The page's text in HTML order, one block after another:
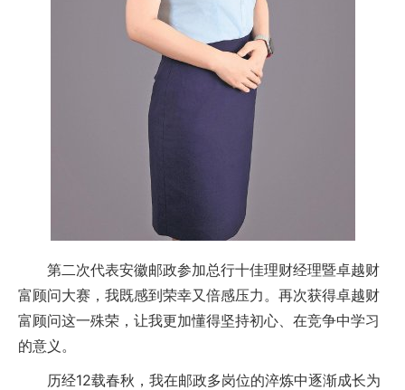
第二次代表安徽邮政参加总行十佳理财经理暨卓越财
富顾问大赛，我既感到荣幸又倍感压力。再次获得卓越财
富顾问这一殊荣，让我更加懂得坚持初心、在竞争中学习
的意义。
历经12载春秋，我在邮政多岗位的淬炼中逐渐成长为